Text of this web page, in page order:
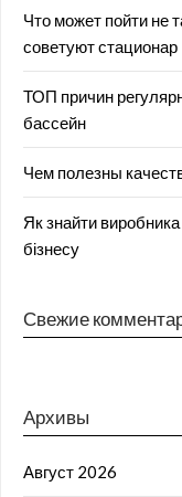
Что может пойти не
советуют стационар
ТОП причин
бассейн
Чем полезны
Як знайти виробника
бізнесу
Свежие
Архивы
Август 2026